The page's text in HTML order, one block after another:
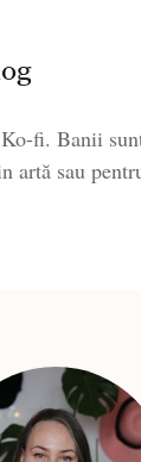
fi. Banii
artă sau